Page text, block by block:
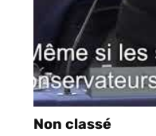
Non classé